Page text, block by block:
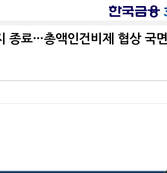
종료…총액인건비제 협상 국면